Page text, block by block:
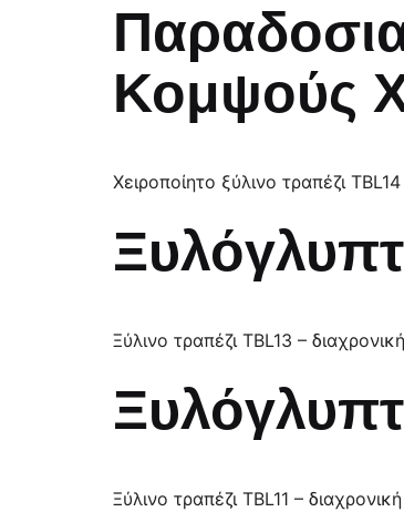
Κομψούς
Χειροποίητο ξύλινο τραπέζι
Ξύλινο τραπέζι TBL13 –
Ξύλινο τραπέζι TBL11 –